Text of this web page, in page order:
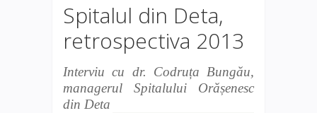
Spitalul din Deta,
retrospectiva 2013
Interviu cu dr. Codruța Bungău,
managerul Spitalului Orășenesc
din Deta